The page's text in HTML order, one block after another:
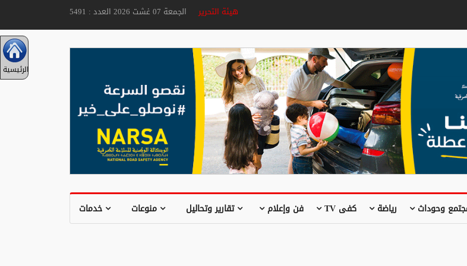
هيئة التحريرالجمعة 07 غشت 2026 العدد : 5491
وحوداث رياضة كفى TV فن وإعلام تقارير وتحاليل منوعات خدمات
الرئيسية